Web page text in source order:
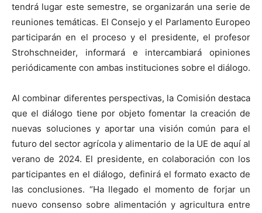
tendrá lugar este semestre, se organizarán una serie de
reuniones temáticas. El Consejo y el Parlamento Europeo
participarán en el proceso y el presidente, el profesor
Strohschneider, informará e intercambiará opiniones
periódicamente con ambas instituciones sobre el diálogo.
Al combinar diferentes perspectivas, la Comisión destaca
que el diálogo tiene por objeto fomentar la creación de
nuevas soluciones y aportar una visión común para el
futuro del sector agrícola y alimentario de la UE de aquí al
verano de 2024. El presidente, en colaboración con los
participantes en el diálogo, definirá el formato exacto de
las conclusiones. “Ha llegado el momento de forjar un
nuevo consenso sobre alimentación y agricultura entre